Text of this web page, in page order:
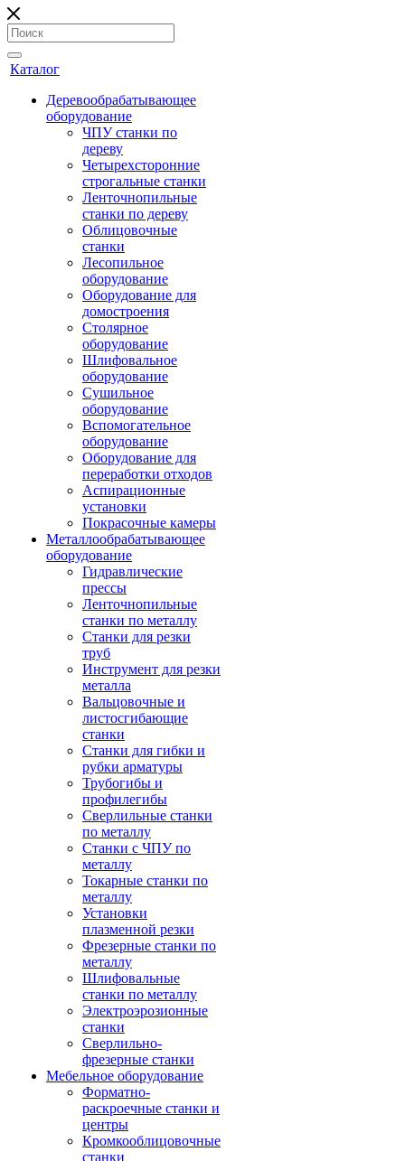
Каталог
Деревообрабатывающее
оборудование
ЧПУ станки по
дереву
Четырехсторонние
строгальные станки
Ленточнопильные
станки по дереву
Облицовочные
станки
Лесопильное
оборудование
Оборудование для
домостроения
Столярное
оборудование
Шлифовальное
оборудование
Сушильное
оборудование
Вспомогательное
оборудование
Оборудование для
переработки отходов
Аспирационные
установки
Покрасочные камеры
Металлообрабатывающее
оборудование
Гидравлические
прессы
Ленточнопильные
станки по металлу
Станки для резки
труб
Инструмент для резки
металла
Вальцовочные и
листосгибающие
станки
Станки для гибки и
рубки арматуры
Трубогибы и
профилегибы
Сверлильные станки
по металлу
Станки с ЧПУ по
металлу
Токарные станки по
металлу
Установки
плазменной резки
Фрезерные станки по
металлу
Шлифовальные
станки по металлу
Электроэрозионные
станки
Сверлильно-
фрезерные станки
Мебельное оборудование
Форматно-
раскроечные станки и
центры
Кромкооблицовочные
станки